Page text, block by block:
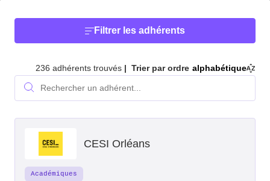
Filtrer les adhérents
Rechercher un adhérent...
Rechercher
236 adhérents trouvés Trier par ordre alphabétique
CESI Orléans
Académiques